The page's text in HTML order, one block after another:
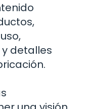
detalles